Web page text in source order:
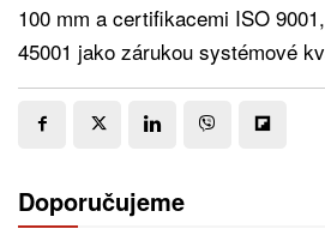
100 mm a certifikacemi ISO
45001 jako zárukou systémové
Doporučujeme